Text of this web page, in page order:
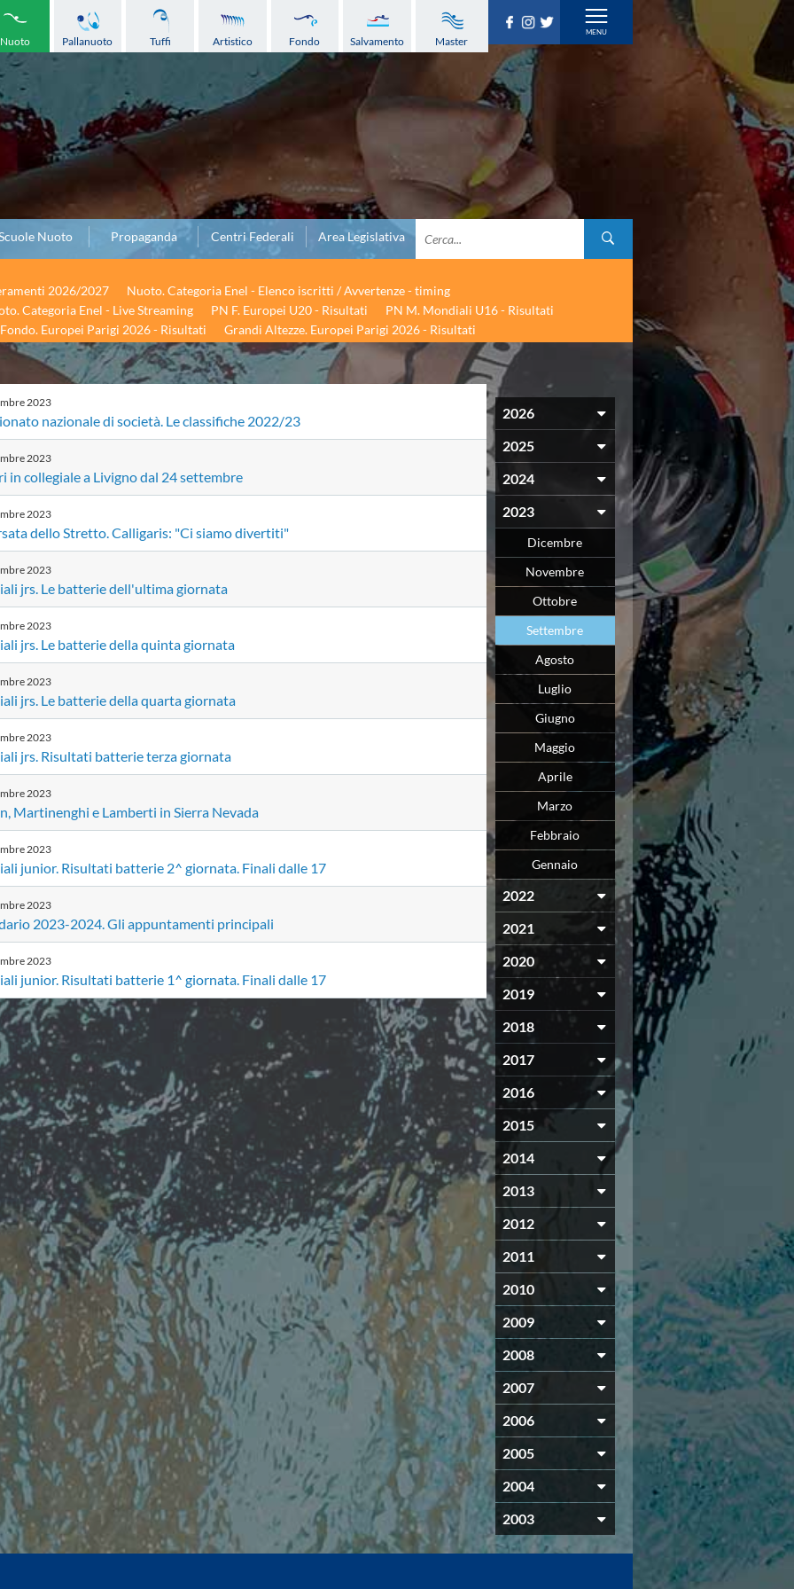
Nuoto Pallanuoto Tuffi Artistico Fondo Salvamento Master
Nuoto Propaganda Centri Federali Area Legislativa
2026/2027
Nuoto. Categoria Enel - Elenco iscritti / Avvertenze - timing
Categoria Enel - Live Streaming PN F. Europei U20 - Risultati
PN M. Mondiali U16 - Risultati
Fondo. Europei Parigi 2026 - Risultati Grandi Altezze. Europei Parigi 2026 - Risultati
2023
nazionale di società. Le classifiche 2022/23
2023
in collegiale a Livigno dal 24 settembre
2023
dello Stretto. Calligaris: "Ci siamo divertiti"
2023
jrs. Le batterie dell'ultima giornata
2023
jrs. Le batterie della quinta giornata
2023
jrs. Le batterie della quarta giornata
2023
jrs. Risultati batterie terza giornata
2023
Martinenghi e Lamberti in Sierra Nevada
2023
junior. Risultati batterie 2^ giornata. Finali dalle 17
2023
2023-2024. Gli appuntamenti principali
2023
junior. Risultati batterie 1^ giornata. Finali dalle 17
2026
2025
2024
2023
Dicembre
Novembre
Ottobre
Settembre
Agosto
Luglio
Giugno
Maggio
Aprile
Marzo
Febbraio
Gennaio
2022
2021
2020
2019
2018
2017
2016
2015
2014
2013
2012
2011
2010
2009
2008
2007
2006
2005
2004
2003